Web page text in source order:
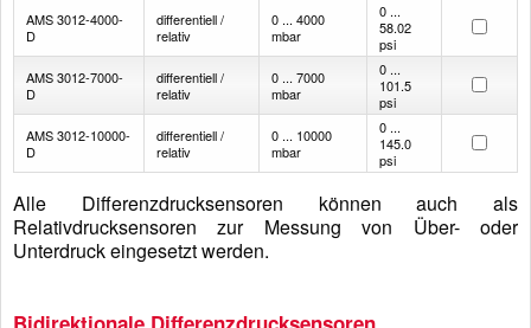
AMS 3012-4000-
D
differentiell /
relativ
0 ... 4000
mbar
0 ...
58.02
psi
AMS 3012-7000-
D
differentiell /
relativ
0 ... 7000
mbar
0 ...
101.5
psi
AMS 3012-10000-
D
differentiell /
relativ
0 ... 10000
mbar
0 ...
145.0
psi
Alle Differenzdrucksensoren können auch als
Relativdrucksensoren zur Messung von Über- oder
Unterdruck eingesetzt werden.